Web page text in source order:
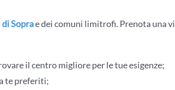
Soprae dei comuni limitrofi. Prenota una
il centro migliore per le tue esigenze;
te preferiti;